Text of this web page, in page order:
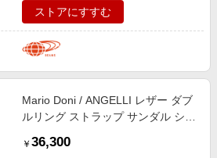
ストアにすすむ
Mario Doni / ANGELLI レザー ダブ
ルリング ストラップ サンダル シュ
￥ 36,300